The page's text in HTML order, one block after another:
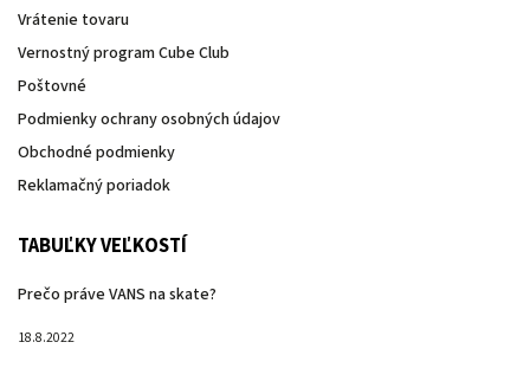
Vrátenie tovaru
Vernostný program Cube Club
Poštovné
Podmienky ochrany osobných údajov
Obchodné podmienky
Reklamačný poriadok
TABUĽKY VEĽKOSTÍ
Prečo práve VANS na skate?
18.8.2022